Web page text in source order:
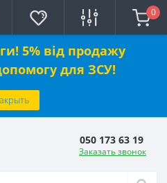
5% від продажу
для ЗСУ!
0
050 173 63 19
Заказать звонок